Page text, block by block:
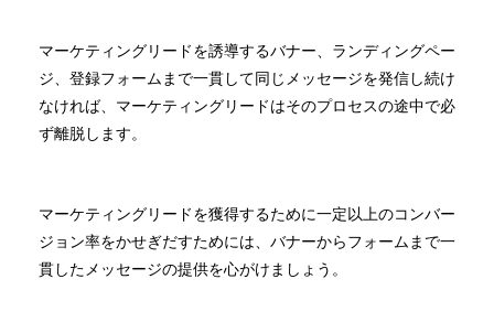
マーケティングリードを誘導するバナー、ランディングペー
ジ、登録フォームまで一貫して同じメッセージを発信し続け
なければ、マーケティングリードはそのプロセスの途中で必
ず離脱します。
マーケティングリードを獲得するために一定以上のコンバー
ジョン率をかせぎだすためには、バナーからフォームまで一
貫したメッセージの提供を心がけましょう。